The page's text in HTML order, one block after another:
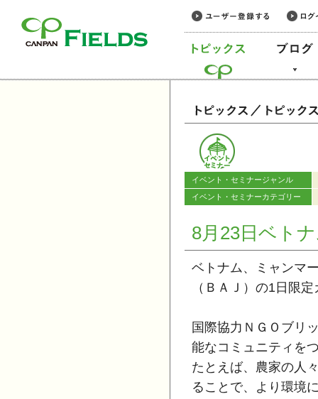
カテゴリー
イベント・セミナージャンル
イベント・セミナーカテゴリー
8月23日ベト
ベトナム、ミャンマ
（ＢＡＪ）の1日限
国際協力ＮＧＯブリ
能なコミュニティを
たとえば、農家の人
ることで、より環境